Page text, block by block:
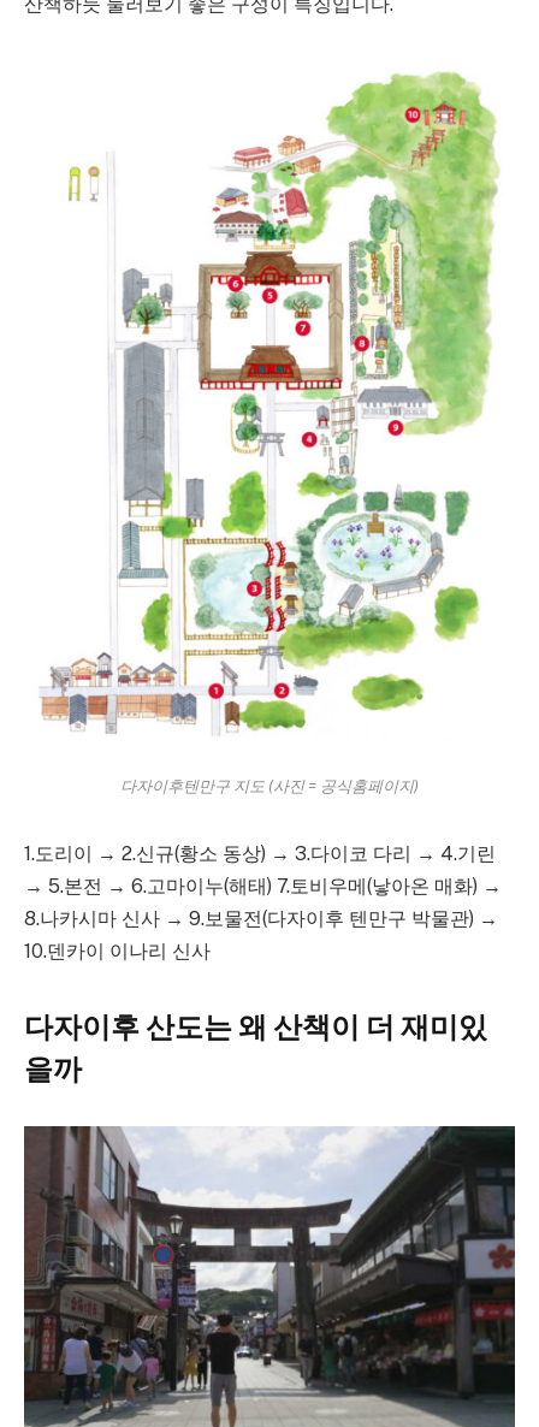
다자이후텐만구 지도 (사진 = 공식홈페이지)
1.도리이 → 2.신규(황소 동상) → 3.다이코 다리 → 4.기린
→ 5.본전 → 6.고마이누(해태) 7.토비우메(낳아온 매화) →
8.나카시마 신사 → 9.보물전(다자이후 텐만구 박물관) →
10.덴카이 이나리 신사
다자이후 산도는 왜 산책이 더 재미있
을까